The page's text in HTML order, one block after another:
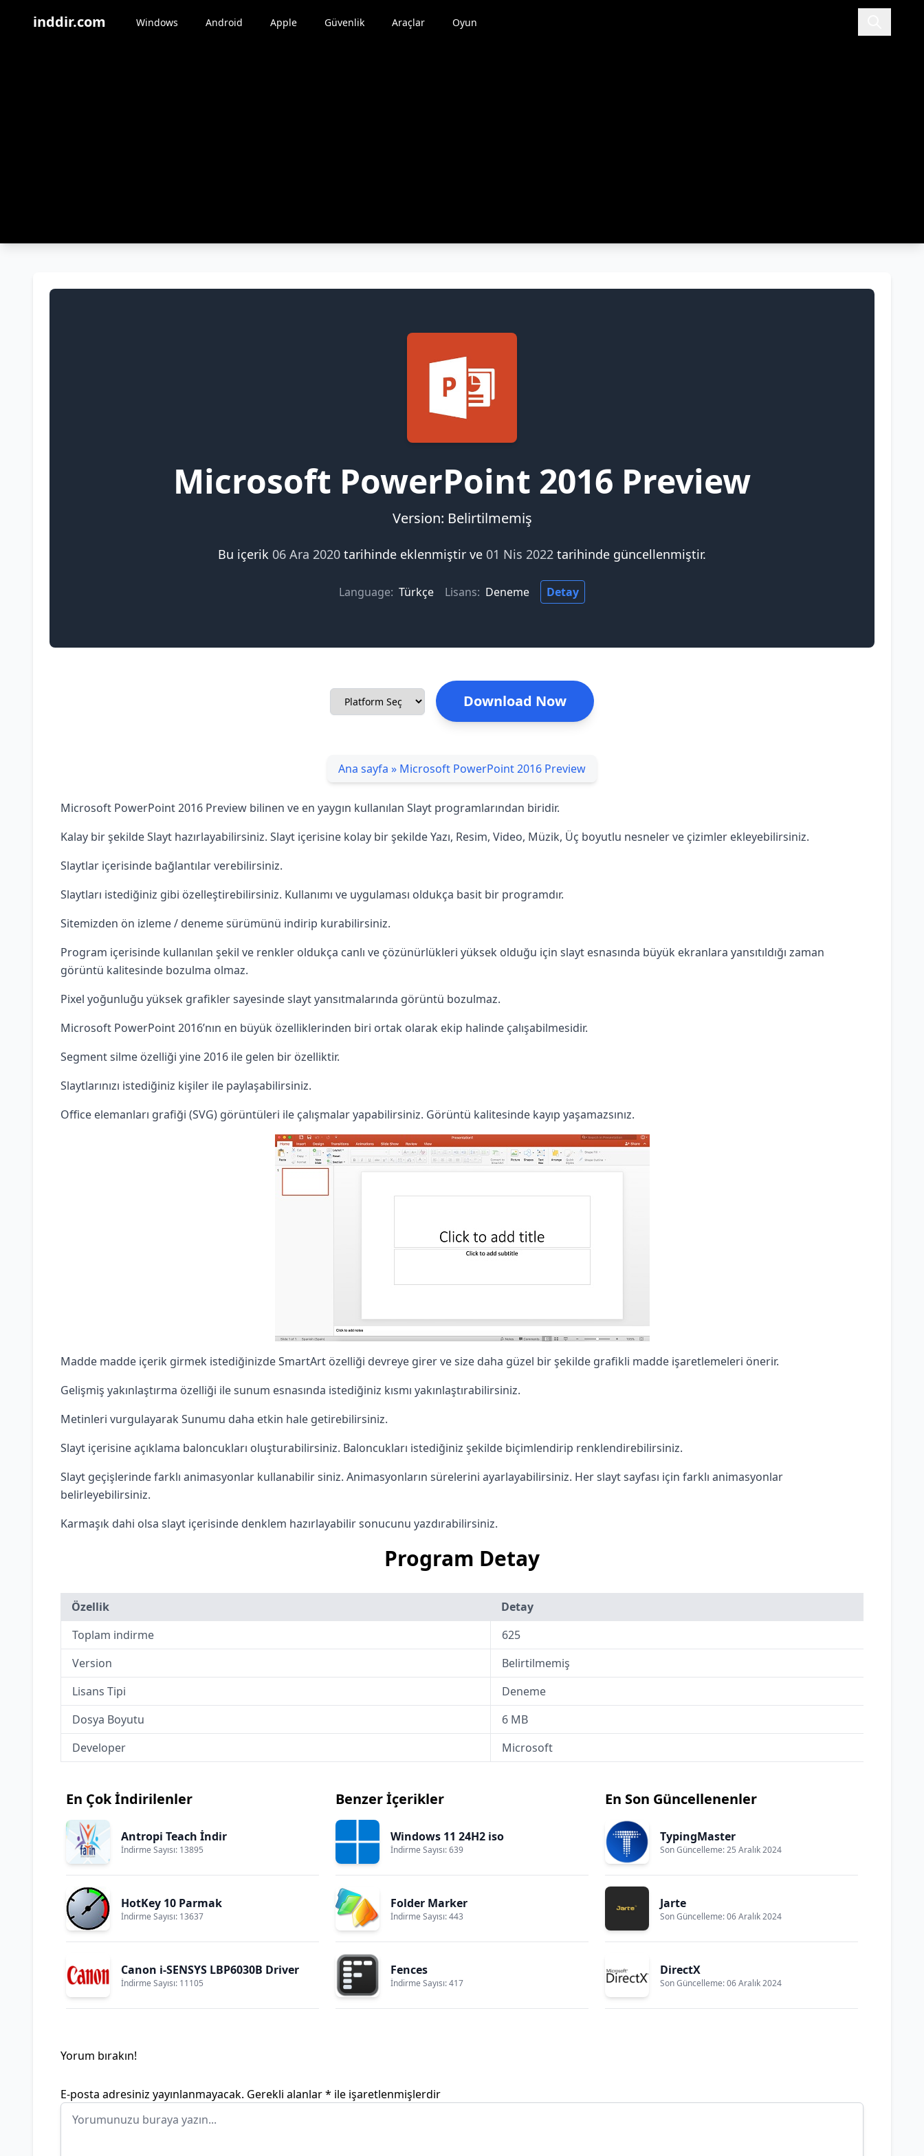
inddir.com Windows Android Apple Güvenlik Araçlar Oyun
Microsoft PowerPoint 2016 Preview
Version: Belirtilmemiş
Bu içerik 06 Ara 2020 tarihinde eklenmiştir ve 01 Nis 2022 tarihinde güncellenmiştir.
Language: Türkçe Lisans: Deneme Detay
Download Now
Ana sayfa » Microsoft PowerPoint 2016 Preview
Microsoft PowerPoint 2016 Preview bilinen ve en yaygın kullanılan Slayt programlarından biridir.
Kalay bir şekilde Slayt hazırlayabilirsiniz. Slayt içerisine kolay bir şekilde Yazı, Resim, Video, Müzik, Üç boyutlu nesneler ve çizimler ekleyebilirsiniz.
Slaytlar içerisinde bağlantılar verebilirsiniz.
Slaytları istediğiniz gibi özelleştirebilirsiniz. Kullanımı ve uygulaması oldukça basit bir programdır.
Sitemizden ön izleme / deneme sürümünü indirip kurabilirsiniz.
Program içerisinde kullanılan şekil ve renkler oldukça canlı ve çözünürlükleri yüksek olduğu için slayt esnasında büyük ekranlara yansıtıldığı zaman
görüntü kalitesinde bozulma olmaz.
Pixel yoğunluğu yüksek grafikler sayesinde slayt yansıtmalarında görüntü bozulmaz.
Microsoft PowerPoint 2016’nın en büyük özelliklerinden biri ortak olarak ekip halinde çalışabilmesidir.
Segment silme özelliği yine 2016 ile gelen bir özelliktir.
Slaytlarınızı istediğiniz kişiler ile paylaşabilirsiniz.
Office elemanları grafiği (SVG) görüntüleri ile çalışmalar yapabilirsiniz. Görüntü kalitesinde kayıp yaşamazsınız.
Madde madde içerik girmek istediğinizde SmartArt özelliği devreye girer ve size daha güzel bir şekilde grafikli madde işaretlemeleri önerir.
Gelişmiş yakınlaştırma özelliği ile sunum esnasında istediğiniz kısmı yakınlaştırabilirsiniz.
Metinleri vurgulayarak Sunumu daha etkin hale getirebilirsiniz.
Slayt içerisine açıklama baloncukları oluşturabilirsiniz. Baloncukları istediğiniz şekilde biçimlendirip renklendirebilirsiniz.
Slayt geçişlerinde farklı animasyonlar kullanabilir siniz. Animasyonların sürelerini ayarlayabilirsiniz. Her slayt sayfası için farklı animasyonlar
belirleyebilirsiniz.
Karmaşık dahi olsa slayt içerisinde denklem hazırlayabilir sonucunu yazdırabilirsiniz.
Program Detay
Özellik
Detay
Toplam indirme
625
Version
Belirtilmemiş
Lisans Tipi
Deneme
Dosya Boyutu
6 MB
Developer
Microsoft
En Çok İndirilenler
Antropi Teach İndir
İndirme Sayısı: 13895
HotKey 10 Parmak
İndirme Sayısı: 13637
Canon i-SENSYS LBP6030B Driver
İndirme Sayısı: 11105
Benzer İçerikler
Windows 11 24H2 iso
İndirme Sayısı: 639
Folder Marker
İndirme Sayısı: 443
Fences
İndirme Sayısı: 417
En Son Güncellenenler
TypingMaster
Son Güncelleme: 25 Aralık 2024
Jarte
Son Güncelleme: 06 Aralık 2024
DirectX
Son Güncelleme: 06 Aralık 2024
Yorum bırakın!
E-posta adresiniz yayınlanmayacak. Gerekli alanlar* ile işaretlenmişlerdir